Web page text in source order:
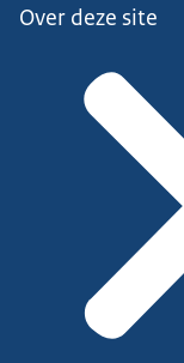
Over deze site